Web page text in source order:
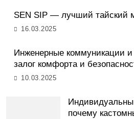
SEN SIP — лучший тайский
16.03.2025
Инженерные коммуникации и
залог комфорта и
10.03.2025
почему